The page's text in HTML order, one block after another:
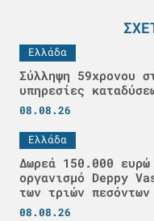
Ελλάδα
Σύλληψη 59χρονου
υπηρεσίες
08.08.26
Ελλάδα
Δωρεά 150.000
οργανισμό Deppy
των τριών πεσόντων
08.08.26